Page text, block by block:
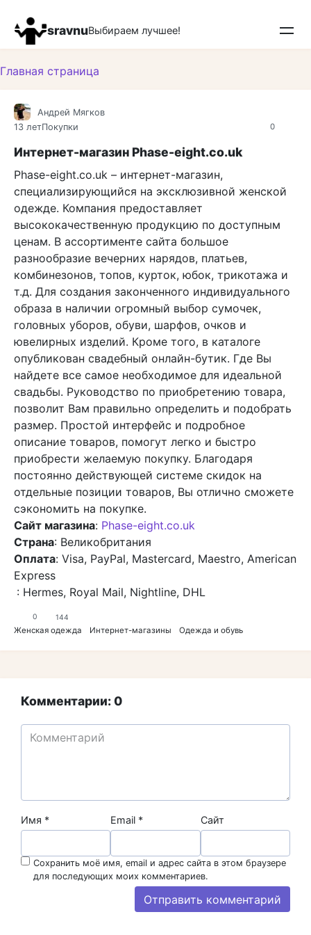
контенту
sravnuВыбираем лучшее!
Главная страница
0
Андрей Мягков
13 летПокупки
Интернет-магазин Phase-eight.co.uk
Phase-eight.co.uk – интернет-магазин,
специализирующийся на эксклюзивной женской
одежде. Компания предоставляет
высококачественную продукцию по доступным
ценам. В ассортименте сайта большое
разнообразие вечерних нарядов, платьев,
комбинезонов, топов, курток, юбок, трикотажа и
т.д. Для создания законченного индивидуального
образа в наличии огромный выбор сумочек,
головных уборов, обуви, шарфов, очков и
ювелирных изделий. Кроме того, в каталоге
опубликован свадебный онлайн-бутик. Где Вы
найдете все самое необходимое для идеальной
свадьбы. Руководство по приобретению товара,
позволит Вам правильно определить и подобрать
размер. Простой интерфейс и подробное
описание товаров, помогут легко и быстро
приобрести желаемую покупку. Благодаря
постоянно действующей системе скидок на
отдельные позиции товаров, Вы отлично сможете
сэкономить на покупке.
Сайт магазина: Phase-eight.co.uk
Страна: Великобритания
Оплата: Visa, PayPal, Mastercard, Maestro, American
Express
: Hermes, Royal Mail, Nightline, DHL
0 144
Женская одежда Интернет-магазины Одежда и обувь
Комментарии: 0
Имя * Email * Сайт
Сохранить моё имя, email и адрес сайта в этом браузере
для последующих моих комментариев.